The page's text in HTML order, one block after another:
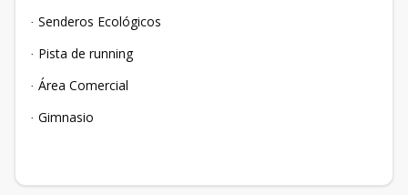
· Senderos Ecológicos
· Pista de running
· Área Comercial
· Gimnasio